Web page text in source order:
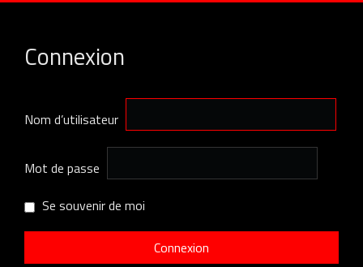
Connexion
Nom d’utilisateur
Mot de passe
Se souvenir de moi